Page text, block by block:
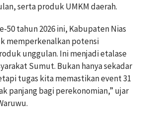
serta produk UMKM daerah.
50 tahun 2026 ini, Kabupaten Nias
memperkenalkan potensi
unggulan. Ini menjadi etalase
Sumut. Bukan hanya sekadar
tugas kita memastikan event 31
panjang bagi perekonomian,” ujar